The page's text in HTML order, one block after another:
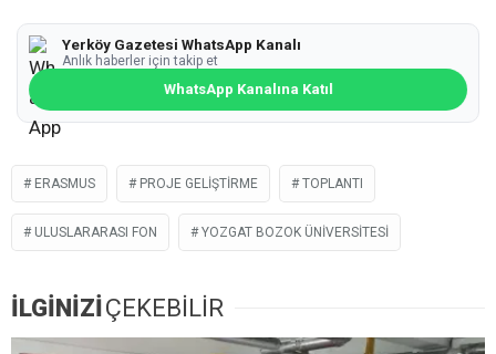
Yerköy Gazetesi WhatsApp Kanalı
Anlık haberler için takip et
WhatsApp Kanalına Katıl
ERASMUS PROJE GELIŞTIRME TOPLANTI
ULUSLARARASI FON YOZGAT BOZOK ÜNIVERSITESI
İLGİNİZİ ÇEKEBİLİR